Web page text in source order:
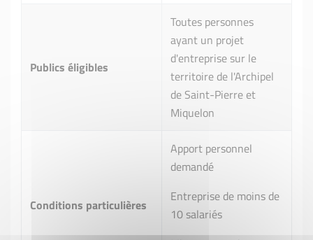
Publics éligibles
Toutes personnes
ayant un projet
d'entreprise sur le
territoire de l'Archipel
de Saint-Pierre et
Miquelon
Conditions particulières
Apport personnel
demandé
Entreprise de moins de
10 salariés